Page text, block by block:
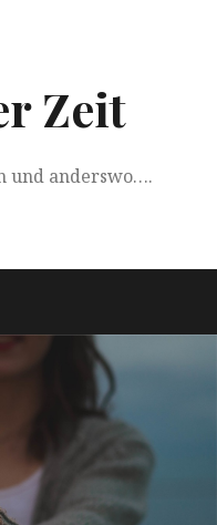
Zeit
und anderswo….